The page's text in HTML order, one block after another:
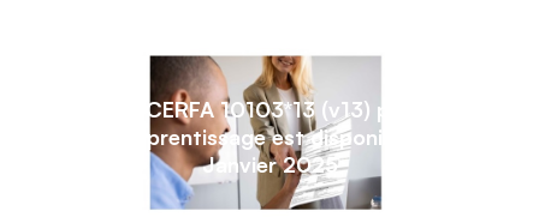
Le CERFA 10103*13 (v13) pour
l’apprentissage est disponible !
Janvier 2025